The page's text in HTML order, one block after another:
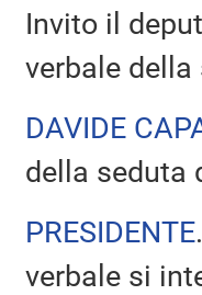
Invito il
verbale della
DAVIDE
della seduta
PRESIDENTE
verbale si